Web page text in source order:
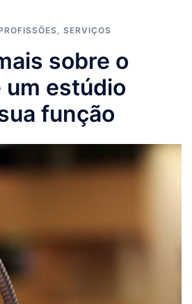
, SERVIÇOS
sobre o
um estúdio
função